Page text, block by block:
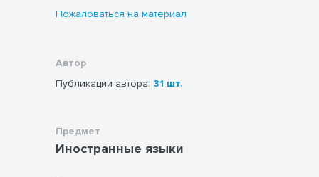
Пособие можно использовать как
12+.
Пожаловаться на материал
Автор
Публикации автора: 31 шт.
Предмет
Иностранные языки